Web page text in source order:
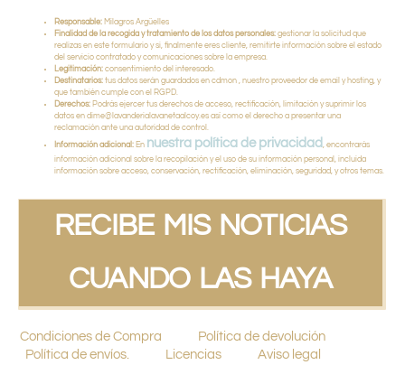
Responsable: Milagros Argüelles
Finalidad de la recogida y tratamiento de los datos personales: gestionar la solicitud que
realizas en este formulario y si, finalmente eres cliente, remitirte información sobre el estado
del servicio contratado y comunicaciones sobre la empresa.
Legitimación: consentimiento del interesado.
Destinatarios: tus datos serán guardados en cdmon , nuestro proveedor de email y hosting, y
que también cumple con el RGPD.
Derechos: Podrás ejercer tus derechos de acceso, rectificación, limitación y suprimir los
datos en dime@lavanderialavanetaalcoy.es así como el derecho a presentar una
reclamación ante una autoridad de control.
Información adicional: En nuestra política de privacidad
, encontrarás
información adicional sobre la recopilación y el uso de su información personal, incluida
información sobre acceso, conservación, rectificación, eliminación, seguridad, y otros temas.
RECIBE MIS NOTICIAS
CUANDO LAS HAYA
Condiciones de Compra
Política de devolución
Política de envíos.
Licencias
Aviso legal